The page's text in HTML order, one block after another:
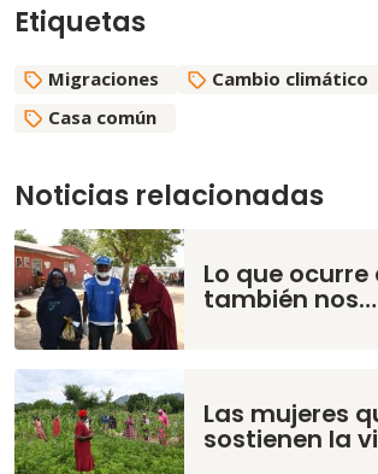
Etiquetas
Migraciones
Cambio climático
Casa común
Noticias relacionadas
Lo que ocurre
también nos…
Las mujeres
sostienen la